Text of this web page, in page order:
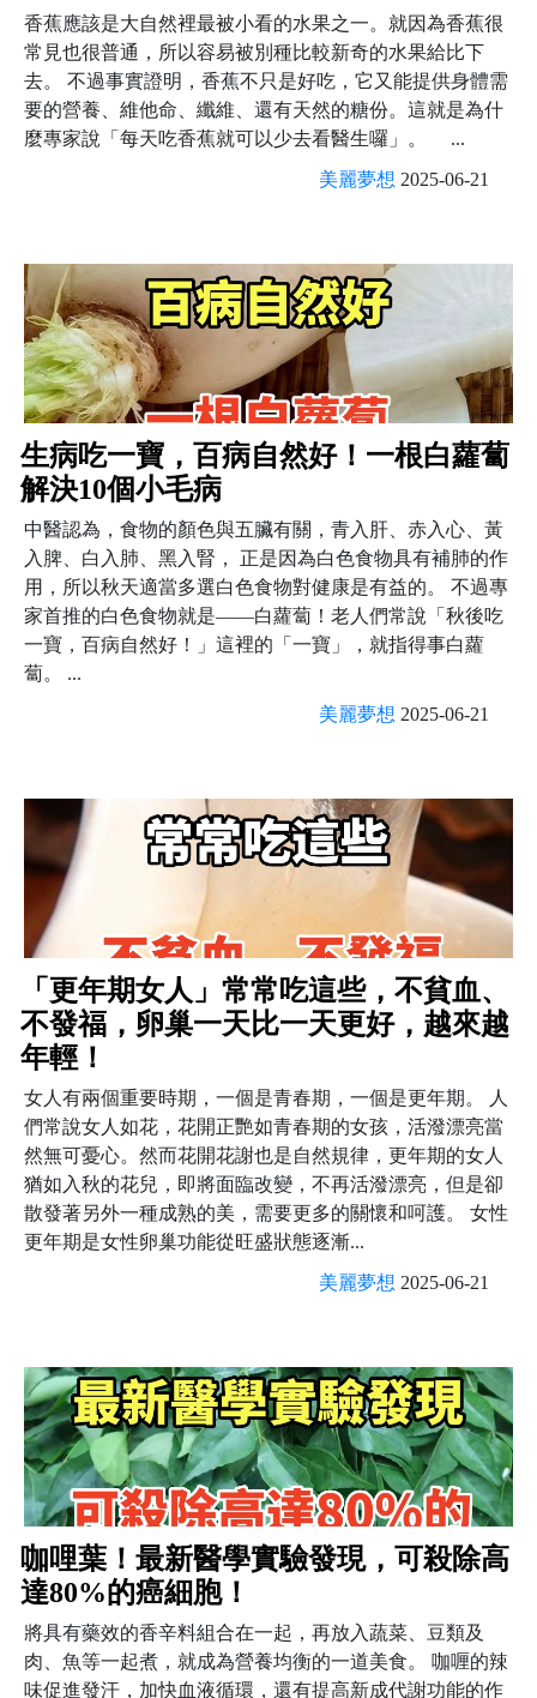
香蕉應該是大自然裡最被小看的水果之一。就因為香蕉很
常見也很普通，所以容易被別種比較新奇的水果給比下
去。 不過事實證明，香蕉不只是好吃，它又能提供身體需
要的營養、維他命、纖維、還有天然的糖份。這就是為什
麼專家說「每天吃香蕉就可以少去看醫生囉」。 ...
美麗夢想 2025-06-21
生病吃一寶，百病自然好！一根白蘿蔔
解決10個小毛病
中醫認為，食物的顏色與五臟有關，青入肝、赤入心、黃
入脾、白入肺、黑入腎， 正是因為白色食物具有補肺的作
用，所以秋天適當多選白色食物對健康是有益的。 不過專
家首推的白色食物就是——白蘿蔔！老人們常說「秋後吃
一寶，百病自然好！」這裡的「一寶」，就指得事白蘿
蔔。 ...
美麗夢想 2025-06-21
「更年期女人」常常吃這些，不貧血、
不發福，卵巢一天比一天更好，越來越
年輕！
女人有兩個重要時期，一個是青春期，一個是更年期。 人
們常說女人如花，花開正艷如青春期的女孩，活潑漂亮當
然無可憂心。然而花開花謝也是自然規律，更年期的女人
猶如入秋的花兒，即將面臨改變，不再活潑漂亮，但是卻
散發著另外一種成熟的美，需要更多的關懷和呵護。 女性
更年期是女性卵巢功能從旺盛狀態逐漸...
美麗夢想 2025-06-21
咖哩葉！最新醫學實驗發現，可殺除高
達80%的癌細胞！
將具有藥效的香辛料組合在一起，再放入蔬菜、豆類及
肉、魚等一起煮，就成為營養均衡的一道美食。 咖喱的辣
味促進發汗，加快血液循環，還有提高新成代謝功能的作